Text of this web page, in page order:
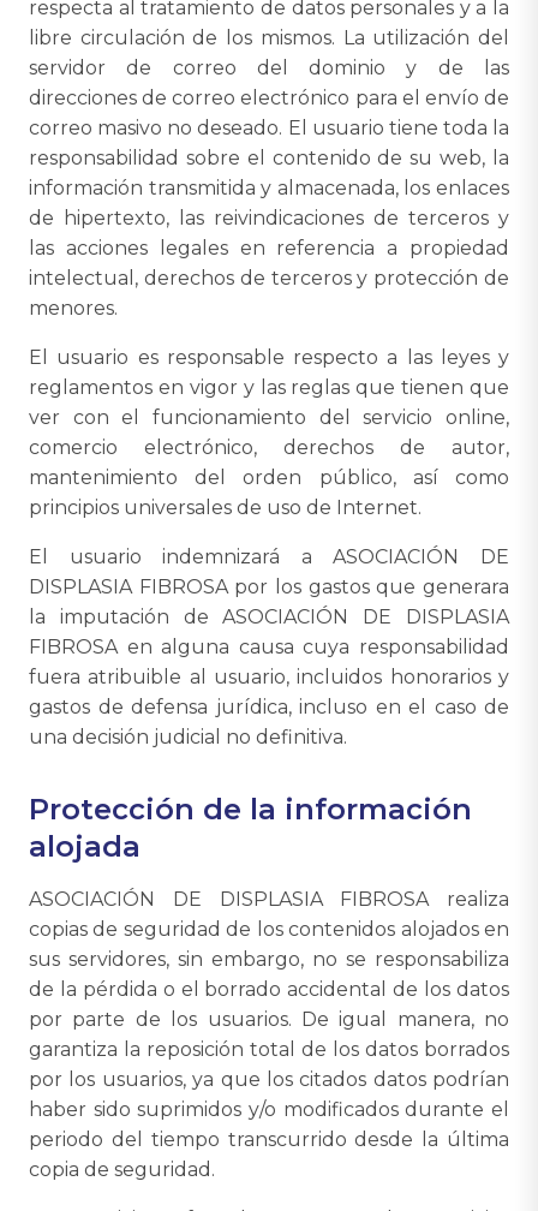
respecta al tratamiento de datos personales y a la
libre circulación de los mismos. La utilización del
servidor de correo del dominio y de las
direcciones de correo electrónico para el envío de
correo masivo no deseado. El usuario tiene toda la
responsabilidad sobre el contenido de su web, la
información transmitida y almacenada, los enlaces
de hipertexto, las reivindicaciones de terceros y
las acciones legales en referencia a propiedad
intelectual, derechos de terceros y protección de
menores.
El usuario es responsable respecto a las leyes y
reglamentos en vigor y las reglas que tienen que
ver con el funcionamiento del servicio online,
comercio electrónico, derechos de autor,
mantenimiento del orden público, así como
principios universales de uso de Internet.
El usuario indemnizará a ASOCIACIÓN DE
DISPLASIA FIBROSA por los gastos que generara
la imputación de ASOCIACIÓN DE DISPLASIA
FIBROSA en alguna causa cuya responsabilidad
fuera atribuible al usuario, incluidos honorarios y
gastos de defensa jurídica, incluso en el caso de
una decisión judicial no definitiva.
Protección de la información
alojada
ASOCIACIÓN DE DISPLASIA FIBROSA realiza
copias de seguridad de los contenidos alojados en
sus servidores, sin embargo, no se responsabiliza
de la pérdida o el borrado accidental de los datos
por parte de los usuarios. De igual manera, no
garantiza la reposición total de los datos borrados
por los usuarios, ya que los citados datos podrían
haber sido suprimidos y/o modificados durante el
periodo del tiempo transcurrido desde la última
copia de seguridad.